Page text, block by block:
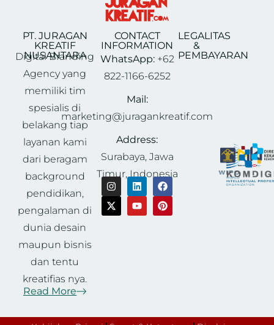
PT. JURAGAN
KREATIF
NUSANTARA
Digital Branding
Agency yang
memiliki tim
spesialis di
belakang tiap
layanan kami
dari beragam
background
pendidikan,
pengalaman di
dunia desain
maupun bisnis
dan tentu
kreatifias nya.
Read More
CONTACT
INFORMATION
WhatsApp:+62
822-1166-6252
Mail:
marketing@juragankreatif.com
Address:
Surabaya, Jawa
Timur, Indonesia
LEGALITAS
&
PEMBAYARAN